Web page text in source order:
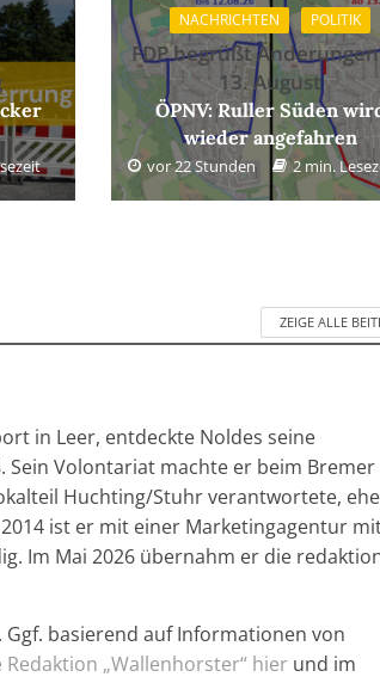
NACHRICHTEN POLITIK
FDP begrüßt
13. August
ÖPNV: Ruller Süden
wieder angefahren
vor 22 Stunden 2 min.
ZEIGE ALLE
in Leer, entdeckte Noldes seine
Sein Volontariat machte er beim Bremer
Huchting/Stuhr verantwortete,
ist er mit einer Marketingagentur
Im Mai 2026 übernahm er die
Ggf. basierend auf Informationen von
Redaktion „Wallenhorster“ hier und im